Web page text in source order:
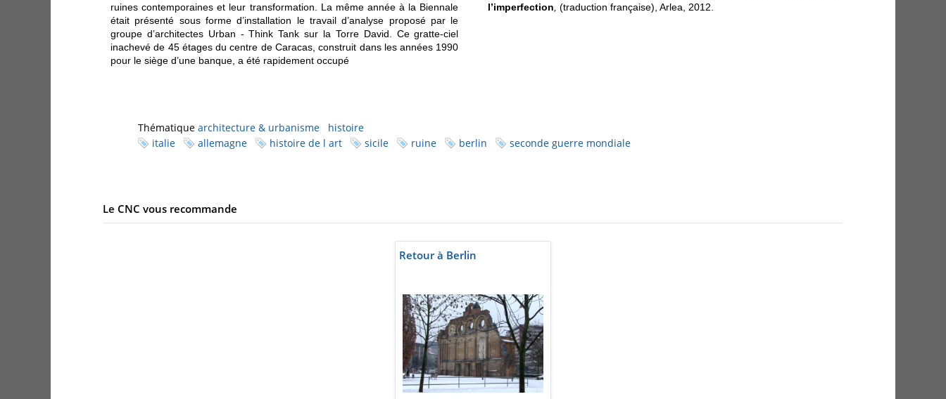
ruines contemporaines et leur transformation. La même année à la Biennale
était présenté sous forme d’installation le travail d’analyse proposé par le
groupe d’architectes Urban - Think Tank sur la Torre David. Ce gratte-ciel
inachevé de 45 étages du centre de Caracas, construit dans les années 1990
pour le siège d’une banque, a été rapidement occupé
l’imperfection (traduction française), Arlea, 2012.
Thématique architecture & urbanisme
histoire
italie
allemagne histoire de l art sicile ruine berlin seconde guerre mondiale
Le CNC vous recommande
Retour à Berlin